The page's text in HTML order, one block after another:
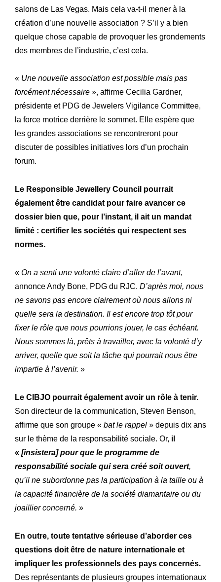
salons de Las Vegas. Mais cela va-t-il mener à la
création d’une nouvelle association ? S’il y a bien
quelque chose capable de provoquer les grondements
des membres de l’industrie, c’est cela.
« Une nouvelle association est possible mais pas
forcément nécessaire », affirme Cecilia Gardner,
présidente et PDG de Jewelers Vigilance Committee,
la force motrice derrière le sommet. Elle espère que
les grandes associations se rencontreront pour
discuter de possibles initiatives lors d’un prochain
forum.
Le Responsible Jewellery Council pourrait
également être candidat pour faire avancer ce
dossier bien que, pour l’instant, il ait un mandat
limité : certifier les sociétés qui respectent ses
normes.
« On a senti une volonté claire d’aller de l’avant,
annonce Andy Bone, PDG du RJC. D’après moi, nous
ne savons pas encore clairement où nous allons ni
quelle sera la destination. Il est encore trop tôt pour
fixer le rôle que nous pourrions jouer, le cas échéant.
Nous sommes là, prêts à travailler, avec la volonté d’y
arriver, quelle que soit la tâche qui pourrait nous être
impartie à l’avenir. »
Le CIBJO pourrait également avoir un rôle à tenir.
Son directeur de la communication, Steven Benson,
affirme que son groupe « bat le rappel » depuis dix ans
sur le thème de la responsabilité sociale. Or, il
« [insistera] pour que le programme de
responsabilité sociale qui sera créé soit ouvert,
qu’il ne subordonne pas la participation à la taille ou à
la capacité financière de la société diamantaire ou du
joaillier concerné. »
En outre, toute tentative sérieuse d’aborder ces
questions doit être de nature internationale et
impliquer les professionnels des pays concernés.
Des représentants de plusieurs groupes internationaux